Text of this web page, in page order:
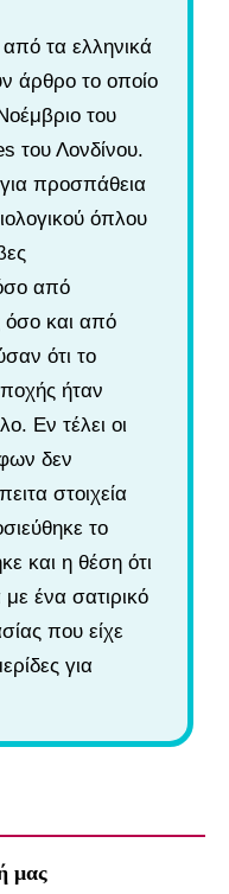
τα ελληνικά
άρθρο το οποίο
του
του Λονδίνου.
προσπάθεια
όπλου
από
όσο και από
ότι το
ήταν
Εν τέλει οι
δεν
στοιχεία
το
και η θέση ότι
με ένα σατιρικό
που είχε
για
μας